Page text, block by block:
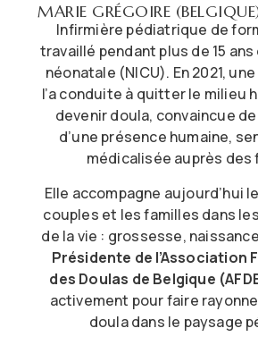
MARIE GRÉGOIRE
Infirmière pédiatrique de
travaillé pendant plus de 15
néonatale (NICU). En 2021,
l’a conduite à quitter le milieu
devenir doula, convaincue
d’une présence humaine,
médicalisée auprès des
Elle accompagne aujourd’hui
couples et les familles dans
de la vie : grossesse,
Présidente de l’Association
des Doulas de Belgique
activement pour faire
doula dans le paysage